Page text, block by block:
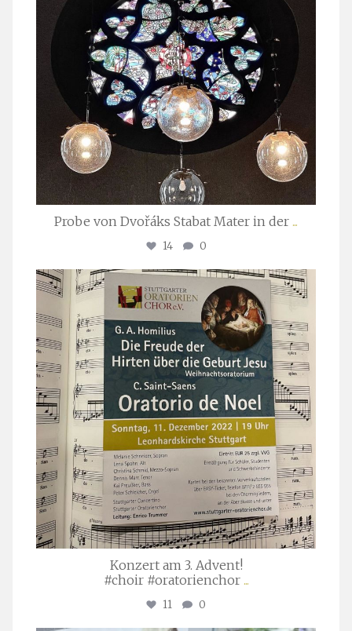
Probe von Dvořáks Stabat Mater in der ...
14 0
stuttgarter_oratorienchor
Nov. 29
Konzert am 3. Advent!
#choir #oratorienchor ...
11 0